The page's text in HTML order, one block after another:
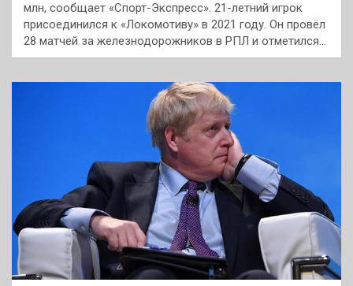
млн, сообщает «Спорт-Экспресс». 21-летний игрок
присоединился к «Локомотиву» в 2021 году. Он провёл
28 матчей за железнодорожников в РПЛ и отметился…